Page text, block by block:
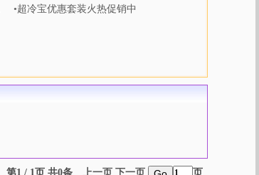
•超冷宝优惠套装火热促销中
第1 / 1页 共0条 上一页 下一页
页